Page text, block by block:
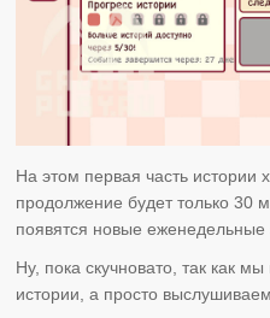
На этом первая часть истории
продолжение будет только 30
появятся новые еженедельные
Ну, пока скучновато, так как
истории, а просто